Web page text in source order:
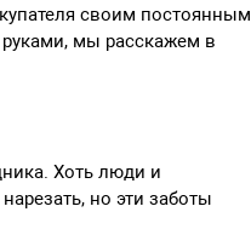
своим постоянным
мы расскажем в
Хоть люди и
но эти заботы